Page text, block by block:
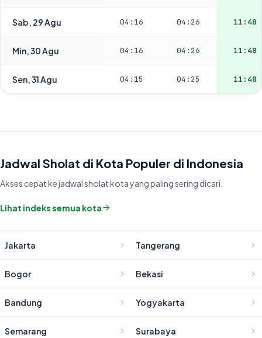
Sab, 29 Agu 04:16 04:26 11:48
Min, 30 Agu 04:16 04:26 11:48
Sen, 31 Agu 04:15 04:25 11:48
Jadwal Sholat di Kota Populer di Indonesia
Akses cepat ke jadwal sholat kota yang paling sering dicari.
Lihat indeks semua kota
Jakarta Tangerang
Bogor Bekasi
Bandung Yogyakarta
Semarang Surabaya